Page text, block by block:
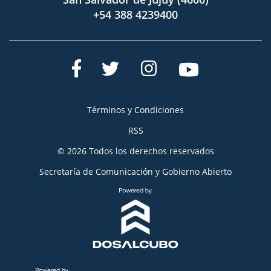
+54 388 4239400
Términos y Condiciones
RSS
© 2026 Todos los derechos reservados
Secretaría de Comunicación y Gobierno Abierto